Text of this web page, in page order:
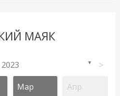
МАЯК
2023 ▼ >
Мар Апр